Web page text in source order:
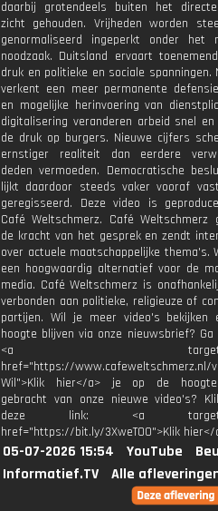
daarbij grotendeels buiten het
zicht gehouden. Vrijheden worden
genormaliseerd ingeperkt onder het
noodzaak. Duitsland ervaart
druk en politieke en sociale spanningen.
verkent een meer permanente
en mogelijke herinvoering van
digitalisering veranderen arbeid snel en
de druk op burgers. Nieuwe cijfers
ernstiger realiteit dan eerdere
deden vermoeden. Democratische
lijkt daardoor steeds vaker vooraf
geregisseerd. Deze video is
Café Weltschmerz. Café Weltschmerz
de kracht van het gesprek en zendt
over actuele maatschappelijke thema's.
een hoogwaardig alternatief voor de
media. Café Weltschmerz is
verbonden aan politieke, religieuze of
partijen. Wil je meer video's bekijken
hoogte blijven via onze nieuwsbrief? Ga
<a
href="https://www.cafeweltschmerz.nl/
Wil">Klik hier</a> je op de
gebracht van onze nieuwe video's?
deze link: <a
href="https://bit.ly/3XweTO0">Klik hier</
05-07-2026 15:54 YouTube
Informatief.TV
Alle